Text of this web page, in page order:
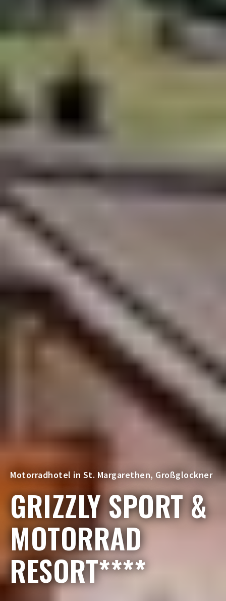
Motorradhotel in St. Margarethen, Großglockner
GRIZZLY SPORT &
MOTORRAD
RESORT****